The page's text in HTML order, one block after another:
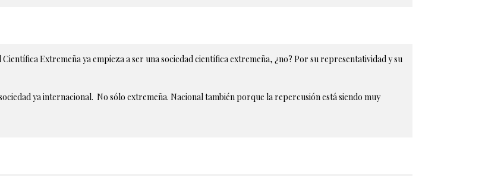
Extremeña ya empieza a ser una sociedad científica extremeña, ¿no? Por su representatividad y su
ya internacional. No sólo extremeña. Nacional también porque la repercusión está siendo muy